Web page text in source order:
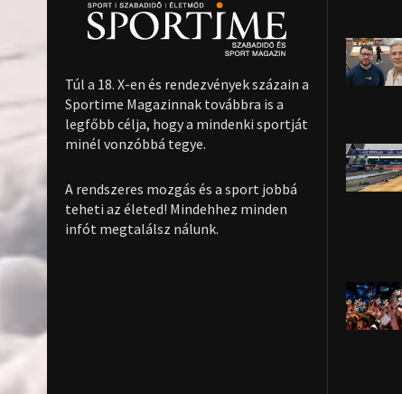
Túl a 18. X-en és rendezvények százain a
Sportime Magazinnak továbbra is a
legfőbb célja, hogy a mindenki sportját
minél vonzóbbá tegye.
A rendszeres mozgás és a sport jobbá
teheti az életed! Mindehhez minden
infót megtalálsz nálunk.